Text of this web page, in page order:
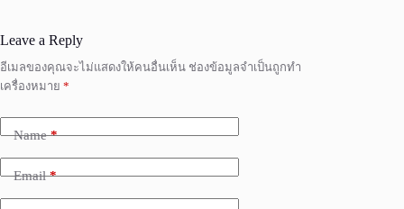
Leave a Reply
อีเมลของคุณจะไม่แสดงให้คนอื่นเห็น ช่องข้อมูลจำเป็นถูกทำ
เครื่องหมาย *
Name*
Email*